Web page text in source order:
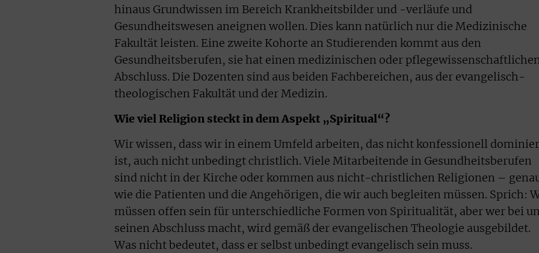
hinaus Grundwissen im Bereich Krankheitsbilder und -verläufe und
Gesundheitswesen aneignen wollen. Dies kann natürlich nur die Medizinische
Fakultät leisten. Eine zweite Kohorte an Studierenden kommt aus den
Gesundheitsberufen, sie hat einen medizinischen oder
Abschluss. Die Dozenten sind aus beiden Fachbereichen, aus der evangelisch-
theologischen Fakultät und der Medizin.
Wie viel Religion steckt in dem Aspekt „Spiritual“?
Wir wissen, dass wir in einem Umfeld arbeiten, das nicht konfessionell
ist, auch nicht unbedingt christlich. Viele Mitarbeitende in Gesundheitsberufen
sind nicht in der Kirche oder kommen aus nicht-christlichen Religionen –
wie die Patienten und die Angehörigen, die wir auch begleiten müssen. Sprich:
müssen offen sein für unterschiedliche Formen von Spiritualität, aber wer bei
seinen Abschluss macht, wird gemäß der evangelischen Theologie ausgebildet.
Was nicht bedeutet, dass er selbst unbedingt evangelisch sein muss.